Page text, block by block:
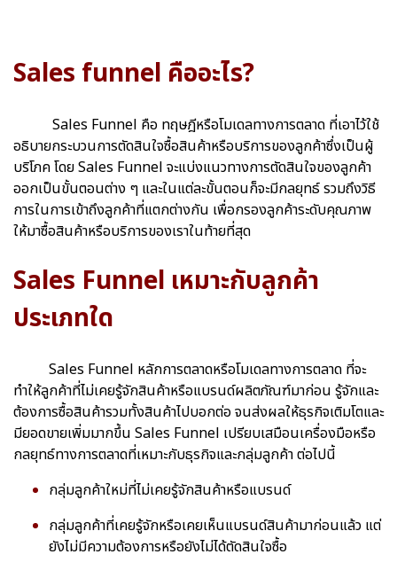
Sales funnel คืออะไร?
Sales Funnel คือ ทฤษฎีหรือโมเดลทางการตลาด ที่เอาไว้ใช้
อธิบายกระบวนการตัดสินใจซื้อสินค้าหรือบริการของลูกค้าซึ่งเป็นผู้
บริโภค โดย Sales Funnel จะแบ่งแนวทางการตัดสินใจของลูกค้า
ออกเป็นขั้นตอนต่าง ๆ และในแต่ละขั้นตอนก็จะมีกลยุทธ์ รวมถึงวิธี
การในการเข้าถึงลูกค้าที่แตกต่างกัน เพื่อกรองลูกค้าระดับคุณภาพ
ให้มาซื้อสินค้าหรือบริการของเราในท้ายที่สุด
Sales Funnel เหมาะกับลูกค้า
ประเภทใด
Sales Funnel หลักการตลาดหรือโมเดลทางการตลาด ที่จะ
ทำให้ลูกค้าที่ไม่เคยรู้จักสินค้าหรือแบรนด์ผลิตภัณฑ์มาก่อน รู้จักและ
ต้องการซื้อสินค้ารวมทั้งสินค้าไปบอกต่อ จนส่งผลให้ธุรกิจเติมโตและ
มียอดขายเพิ่มมากขึ้น Sales Funnel เปรียบเสมือนเครื่องมือหรือ
กลยุทธ์ทางการตลาดที่เหมาะกับธุรกิจและกลุ่มลูกค้า ต่อไปนี้
กลุ่มลูกค้าใหม่ที่ไม่เคยรู้จักสินค้าหรือแบรนด์
กลุ่มลูกค้าที่เคยรู้จักหรือเคยเห็นแบรนด์สินค้ามาก่อนแล้ว แต่
ยังไม่มีความต้องการหรือยังไม่ได้ตัดสินใจซื้อ